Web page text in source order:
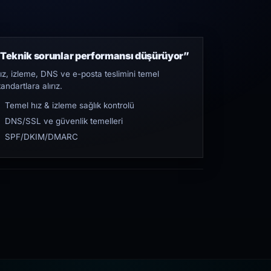
sorunlar performansı düşürüyor”
izleme, DNS ve e-posta teslimini temel
alırız.
Temel hız & izleme sağlık kontrolü
DNS/SSL ve güvenlik temelleri
SPF/DKIM/DMARC